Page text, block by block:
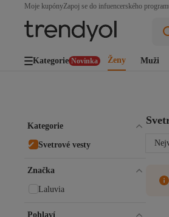
Moje kupónyZapoj se do infuencerského
Kategorie Novinka Ženy Muži
Kategorie
Svetrové vesty
Značka
Laluvia
Pohlaví